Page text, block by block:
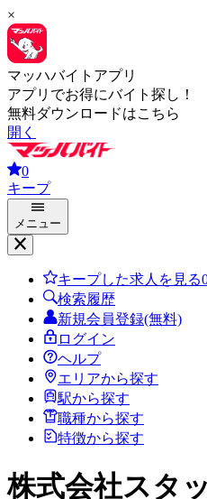
×
マッハバイトアプリ
アプリでお得にバイト探し！
無料ダウンロードはこちら
開く
0
キープ
メニュー
キープした求人を見る
検索履歴
新規会員登録(無料)
ログイン
ヘルプ
エリアから探す
駅から探す
職種から探す
特徴から探す
株式会社スタ